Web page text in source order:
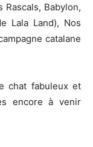
Rascals, Babylon,
Lala Land), Nos
catalane
chat fabuleux et
encore à venir